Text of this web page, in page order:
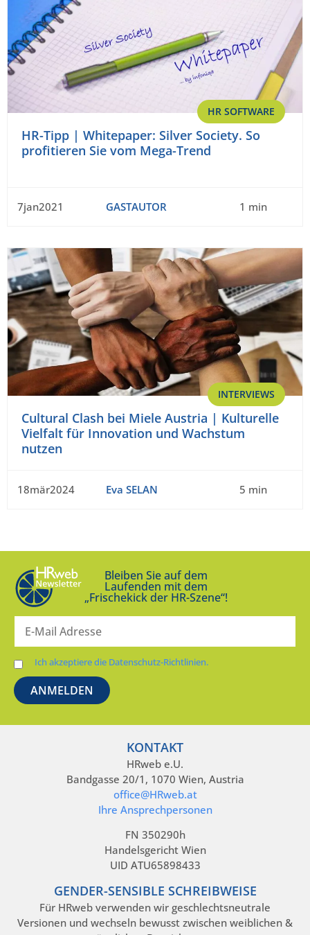
HR SOFTWARE
HR-Tipp | Whitepaper: Silver Society. So
profitieren Sie vom Mega-Trend
7jan2021 GASTAUTOR 1 min
INTERVIEWS
Cultural Clash bei Miele Austria | Kulturelle
Vielfalt für Innovation und Wachstum
nutzen
18mär2024 Eva SELAN 5 min
Bleiben Sie auf dem
Laufenden mit dem
„Frischekick der HR-Szene“!
Ich akzeptiere die Datenschutz-Richtlinien.
KONTAKT
HRweb e.U.
Bandgasse 20/1, 1070 Wien, Austria
office@HRweb.at
Ihre Ansprechpersonen
FN 350290h
Handelsgericht Wien
UID ATU65898433
GENDER-SENSIBLE SCHREIBWEISE
Für HRweb verwenden wir geschlechtsneutrale
Versionen und wechseln bewusst zwischen weiblichen &